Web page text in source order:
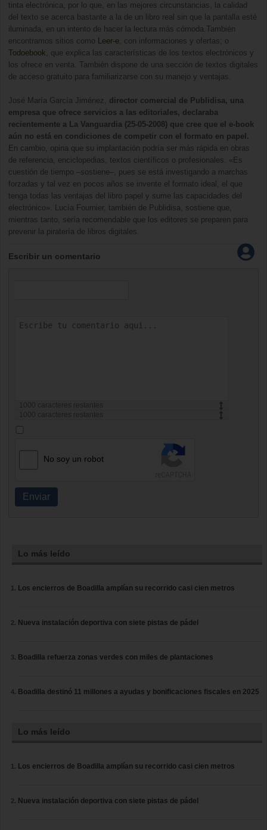
tinta electrónica, por lo que, en las mejores circunstancias, la calidad
del texto se acerca bastante a la de un libro real sin que la pantalla esté
iluminada, en un intento de hacer la lectura más cómoda.También
encontramos sitios como Leer-e, con informaciones y ofertas; o
Todoebook, que explica las características de los textos electrónicos y
los ofrece en venta. También dispone de una sección de textos digitales
de acceso gratuito para familiarizarse con su manejo y ventajas.
José María García Jiménez, director comercial de Publidisa, una
empresa que ofrece servicios a las editoriales, declaraba
recientemente a La Vanguardia (25-05-2008) que cree que el e-book
aún no está en condiciones de competir con el formato en papel.
En cambio, opina que su implantación podría ser más rápida en obras
de referencia, enciclopedias, textos científicos o profesionales. «Es
cuestión de tiempo –sostiene–, pues se está investigando a marchas
forzadas y tal vez en pocos años se invente el formato ideal, el que
tenga todas las ventajas del libro papel y sume las capacidades del
electrónico». Lucía Fournier, también de Publidisa, sostiene que,
mientras tanto, sería recomendable que los editores se preparen para
prevenir la piratería de libros digitales.
Escribir un comentario
caracteres restantes
caracteres restantes
No soy un robot
Enviar
Lo más leído
Los encierros de Boadilla amplían su recorrido casi cien metros
Nueva instalación deportiva con siete pistas de pádel
Boadilla refuerza zonas verdes con miles de plantaciones
Boadilla destinó 11 millones a ayudas y bonificaciones fiscales en 2025
Lo más leído
Los encierros de Boadilla amplían su recorrido casi cien metros
Nueva instalación deportiva con siete pistas de pádel